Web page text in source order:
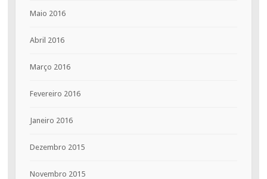
Maio 2016
Abril 2016
Março 2016
Fevereiro 2016
Janeiro 2016
Dezembro 2015
Novembro 2015